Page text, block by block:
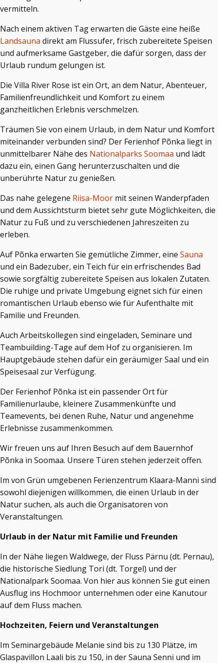
vermitteln.
Nach einem aktiven Tag erwarten die Gäste eine heiße
Landsauna direkt am Flussufer, frisch zubereitete Speisen
und aufmerksame Gastgeber, die dafür sorgen, dass der
Urlaub rundum gelungen ist.
Die Villa River Rose ist ein Ort, an dem Natur, Abenteuer,
Familienfreundlichkeit und Komfort zu einem
ganzheitlichen Erlebnis verschmelzen.
Träumen Sie von einem Urlaub, in dem Natur und Komfort
miteinander verbunden sind? Der Ferienhof Põnka liegt in
unmittelbarer Nähe des Nationalparks Soomaa und lädt
dazu ein, einen Gang herunterzuschalten und die
unberührte Natur zu genießen.
Das nahe gelegene Riisa-Moor mit seinen Wanderpfaden
und dem Aussichtsturm bietet sehr gute Möglichkeiten, die
Natur zu Fuß und zu verschiedenen Jahreszeiten zu
erleben.
Auf Põnka erwarten Sie gemütliche Zimmer, eine Sauna
und ein Badezuber, ein Teich für ein erfrischendes Bad
sowie sorgfältig zubereitete Speisen aus lokalen Zutaten.
Die ruhige und private Umgebung eignet sich für einen
romantischen Urlaub ebenso wie für Aufenthalte mit
Familie und Freunden.
Auch Arbeitskollegen sind eingeladen, Seminare und
Teambuilding-Tage auf dem Hof zu organisieren. Im
Hauptgebäude stehen dafür ein geräumiger Saal und ein
Speisesaal zur Verfügung.
Der Ferienhof Põnka ist ein passender Ort für
Familienurlaube, kleinere Zusammenkünfte und
Teamevents, bei denen Ruhe, Natur und angenehme
Erlebnisse zusammenkommen.
Wir freuen uns auf Ihren Besuch auf dem Bauernhof
Põnka in Soomaa. Unsere Türen stehen jederzeit offen.
Im von Grün umgebenen Ferienzentrum Klaara-Manni sind
sowohl diejenigen willkommen, die einen Urlaub in der
Natur suchen, als auch die Organisatoren von
Veranstaltungen.
Urlaub in der Natur mit Familie und Freunden
In der Nähe liegen Waldwege, der Fluss Pärnu (dt. Pernau),
die historische Siedlung Tori (dt. Torgel) und der
Nationalpark Soomaa. Von hier aus können Sie gut einen
Ausflug ins Hochmoor unternehmen oder eine Kanutour
auf dem Fluss machen.
Hochzeiten, Feiern und Veranstaltungen
Im Seminargebäude Melanie sind bis zu 130 Plätze, im
Glaspavillon Laali bis zu 150, in der Sauna Senni und im